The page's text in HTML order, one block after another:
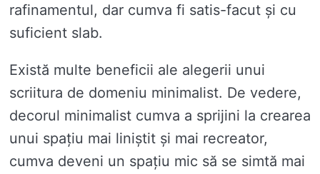
rafinamentul, dar cumva fi satis-facut și cu
suficient slab.
Există multe beneficii ale alegerii unui
scriitura de domeniu minimalist. De vedere,
decorul minimalist cumva a sprijini la crearea
unui spațiu mai liniștit și mai recreator,
cumva deveni un spațiu mic să se simtă mai